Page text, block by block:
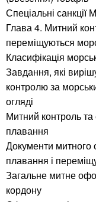
Спеціальні санкції
Глава 4. Митний
переміщуються
Класифікація
Завдання, які
контролю за
огляді
Митний контроль
плавання
Документи
плавання і
Загальне митне
кордону